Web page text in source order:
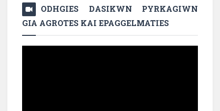
ODHGIES DASIKWN PYRKAGIWN
GIA AGROTES KAI EPAGGELMATIES